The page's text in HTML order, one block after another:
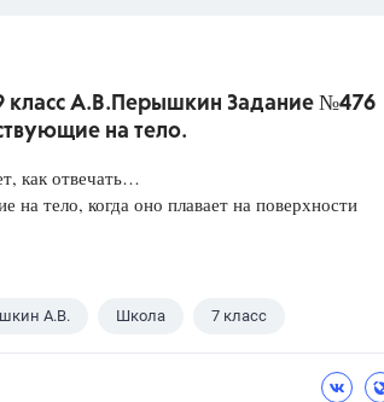
класс А.В.Перышкин Задание №476
на тело.
как отвечать…
на тело, когда оно плавает на поверхности
А.В. Школа 7 класс